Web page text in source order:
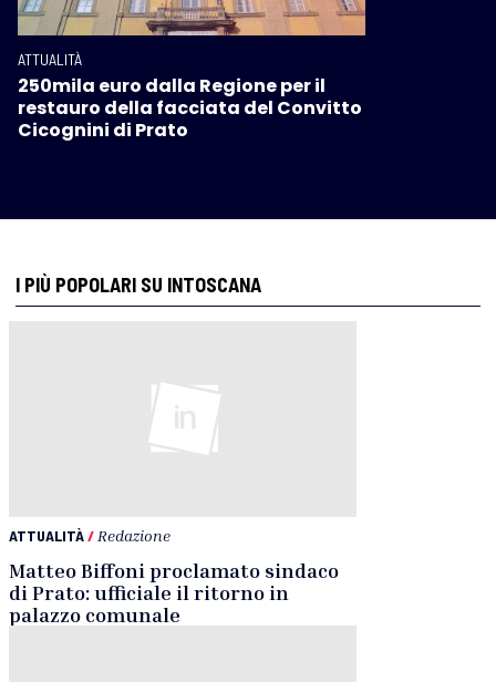
ATTUALITÀ
250mila euro dalla Regione per il
restauro della facciata del Convitto
Cicognini di Prato
I PIÙ POPOLARI SU INTOSCANA
ATTUALITÀ/ Redazione
Matteo Biffoni proclamato sindaco
di Prato: ufficiale il ritorno in
palazzo comunale